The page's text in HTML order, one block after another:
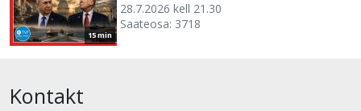
15 min
28.7.2026 kell 21.30
Saateosa: 3718
Kontakt